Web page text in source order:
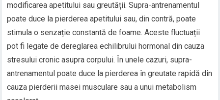
modificarea apetitului sau greutății. Supra-antrenamentul
poate duce la pierderea apetitului sau, din contră, poate
stimula o senzație constantă de foame. Aceste fluctuații
pot fi legate de dereglarea echilibrului hormonal din cauza
stresului cronic asupra corpului. În unele cazuri, supra-
antrenamentul poate duce la pierderea în greutate rapidă din
cauza pierderii masei musculare sau a unui metabolism